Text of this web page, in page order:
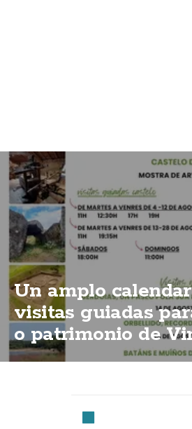
Un amplo
visitas guiadas
o patrimonio de